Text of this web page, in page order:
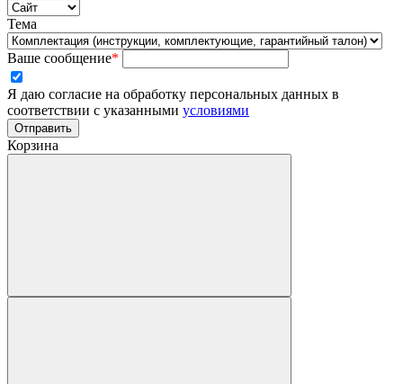
Тема
Ваше сообщение*
Я даю согласие на обработку персональных данных в
соответствии с указанными условиями
Отправить
Корзина